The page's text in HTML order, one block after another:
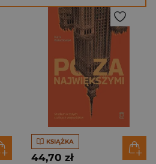
KSIĄŻKA
44,70 zł